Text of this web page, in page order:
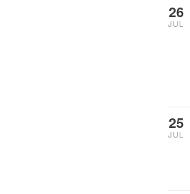
26
JUL
25
JUL